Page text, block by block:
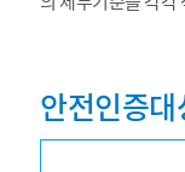
안전인증